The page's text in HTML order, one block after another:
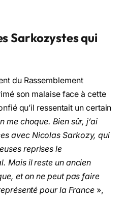
Sarkozystes qui
du Rassemblement
son malaise face à cette
qu’il ressentait un certain
me choque. Bien sûr, j’ai
avec Nicolas Sarkozy, qui
reprises le
Mais il reste un ancien
et on ne peut pas faire
pour la France »,